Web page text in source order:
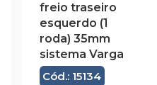
freio traseiro
esquerdo (1
roda) 35mm
sistema Varga
Cód.: 15134